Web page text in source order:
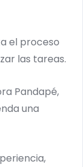
el proceso
las tareas.
Pandapé,
una